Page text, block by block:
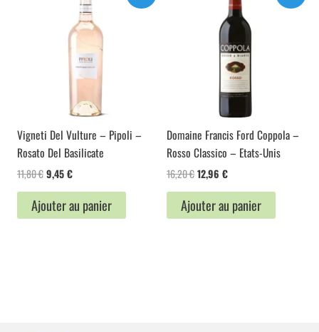
Vigneti Del Vulture – Pipoli –
Rosato Del Basilicate
11,80€Le
initial
était :
9,45€Le
est :
Ajouter au panier
Domaine Francis Ford Coppola –
Rosso Classico – Etats-Unis
16,20€Le
initial
était :
12,96 €Le
actuel
est :
Ajouter au panier